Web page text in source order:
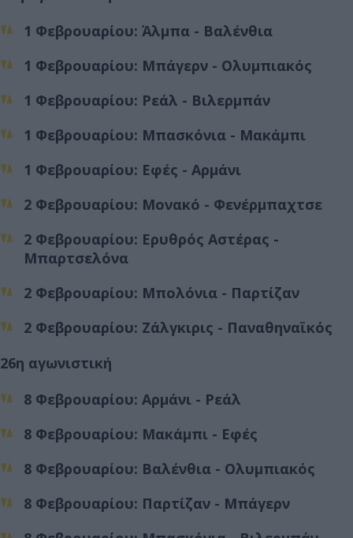
1 Φεβρουαρίου: Άλμπα - Βαλένθια
1 Φεβρουαρίου: Μπάγερν - Ολυμπιακός
1 Φεβρουαρίου: Ρεάλ - Βιλερμπάν
1 Φεβρουαρίου: Μπασκόνια - Μακάμπι
1 Φεβρουαρίου: Εφές - Αρμάνι
2 Φεβρουαρίου: Μονακό - Φενέρμπαχτσε
2 Φεβρουαρίου: Ερυθρός Αστέρας -
Μπαρτσελόνα
2 Φεβρουαρίου: Μπολόνια - Παρτίζαν
2 Φεβρουαρίου: Ζάλγκιρις - Παναθηναϊκός
26η αγωνιστική
8 Φεβρουαρίου: Αρμάνι - Ρεάλ
8 Φεβρουαρίου: Μακάμπι - Εφές
8 Φεβρουαρίου: Βαλένθια - Ολυμπιακός
8 Φεβρουαρίου: Παρτίζαν - Μπάγερν